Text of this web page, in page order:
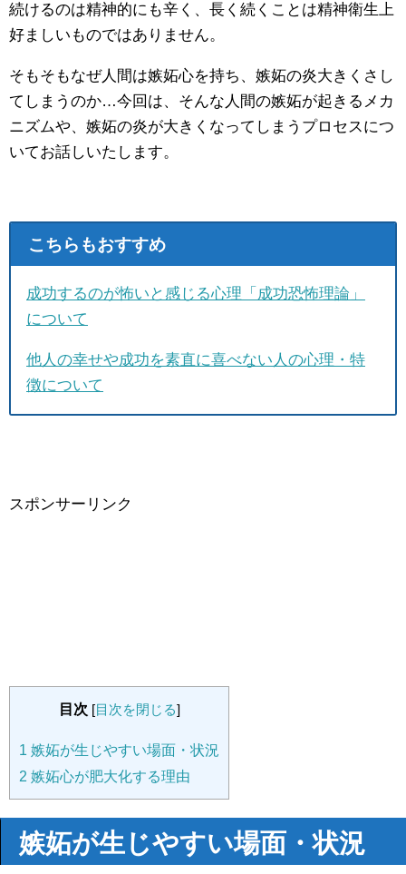
続けるのは精神的にも辛く、長く続くことは精神衛生上
好ましいものではありません。
そもそもなぜ人間は嫉妬心を持ち、嫉妬の炎大きくさし
てしまうのか…今回は、そんな人間の嫉妬が起きるメカ
ニズムや、嫉妬の炎が大きくなってしまうプロセスにつ
いてお話しいたします。
こちらもおすすめ
成功するのが怖いと感じる心理「成功恐怖理論」
について
他人の幸せや成功を素直に喜べない人の心理・特
徴について
スポンサーリンク
目次 [目次を閉じる]
1 嫉妬が生じやすい場面・状況
2 嫉妬心が肥大化する理由
嫉妬が生じやすい場面・状況